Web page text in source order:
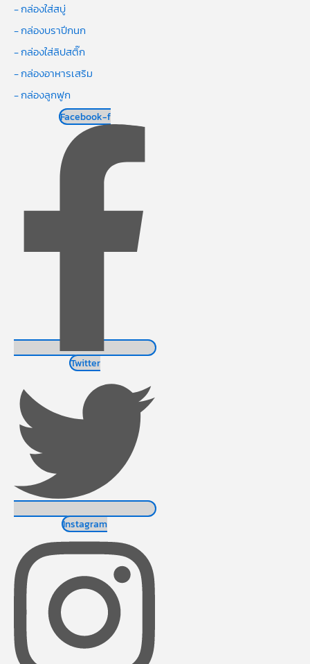
- กล่องใส่สบู่
- กล่องบราปีกนก
- กล่องใส่ลิปสติ๊ก
- กล่องอาหารเสริม
- กล่องลูกฟูก
Facebook-f
Twitter
Instagram